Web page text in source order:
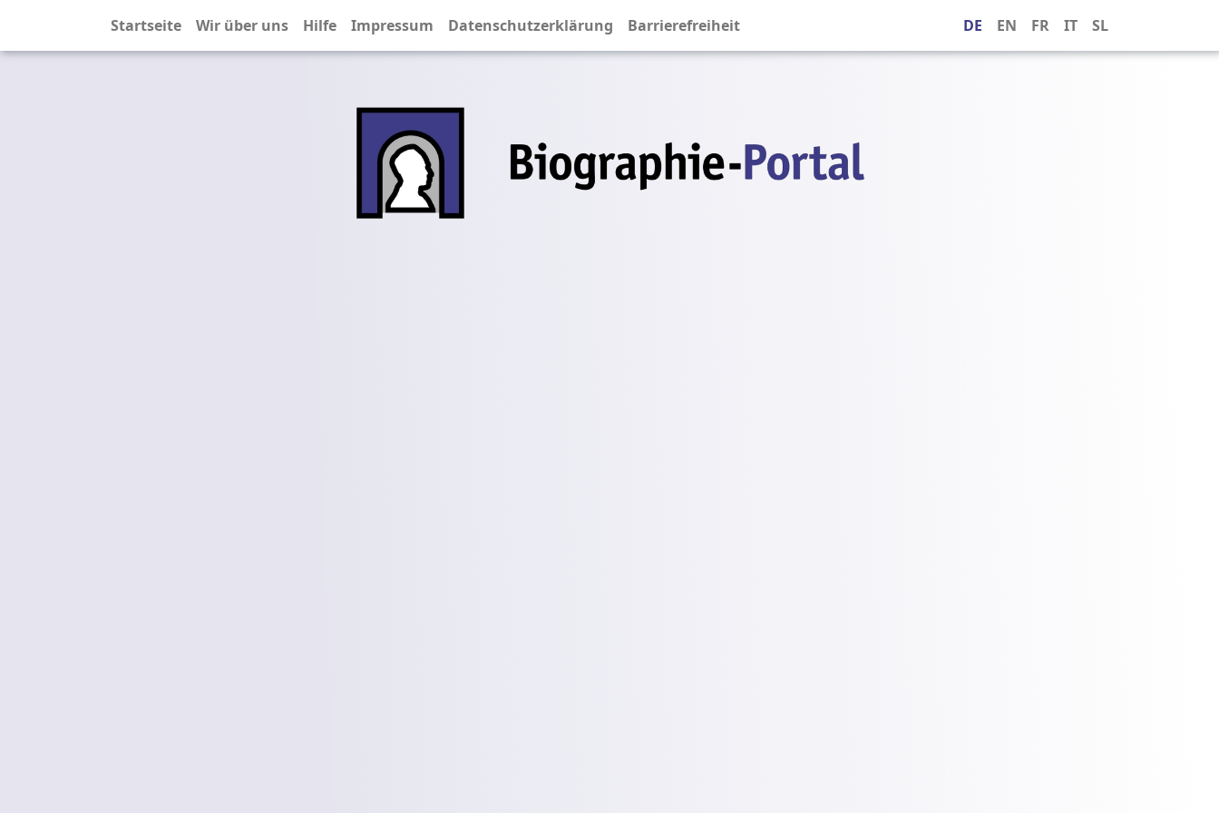
Startseite Wir über uns Hilfe Impressum Datenschutzerklärung Barrierefreiheit DE EN FR IT SL